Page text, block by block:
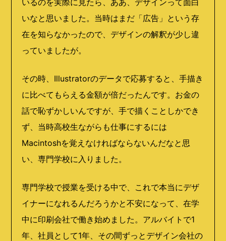
いなと思いました。当時はまだ「広告」という存
在を知らなかったので、デザインの解釈が少し違
っていましたが。
その時、Illustratorのデータで応募すると、手描き
に比べてもらえる金額が倍だったんです。お金の
話で恥ずかしいんですが、手で描くことしかでき
ず、当時高校生ながらも仕事にするには
Macintoshを覚えなければならないんだなと思
い、専門学校に入りました。
専門学校で授業を受ける中で、これで本当にデザ
イナーになれるんだろうかと不安になって、在学
中に印刷会社で働き始めました。アルバイトで1
年、社員として1年、その間ずっとデザイン会社の